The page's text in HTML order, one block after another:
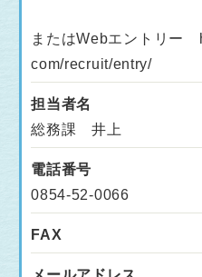
またはWebエントリー
com/recruit/entry/
担当者名
総務課 井上
電話番号
0854-52-0066
FAX